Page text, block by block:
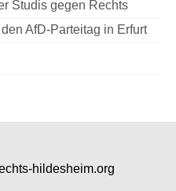
Studis gegen Rechts
AfD-Parteitag in Erfurt
hildesheim.org